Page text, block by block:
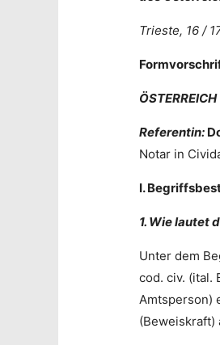
Trieste, 16 /
ÖSTERREICH
Referentin:
Notar in
I.
1. Wie lautet
Unter dem
cod. civ. (ital.
Amtsperson)
(Beweiskraft)